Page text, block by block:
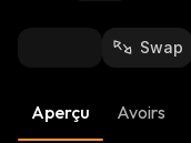
Swap
Aperçu Avoirs